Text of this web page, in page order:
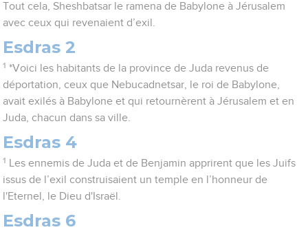
Tout cela, Sheshbatsar le ramena de Babylone à Jérusalem
avec ceux qui revenaient d’exil.
Esdras 2
1 *Voici les habitants de la province de Juda revenus de
déportation, ceux que Nebucadnetsar, le roi de Babylone,
avait exilés à Babylone et qui retournèrent à Jérusalem et en
Juda, chacun dans sa ville.
Esdras 4
1
Les ennemis de Juda et de Benjamin apprirent que les Juifs
issus de l’exil construisaient un temple en l’honneur de
l'Eternel, le Dieu d'Israël.
Esdras 6